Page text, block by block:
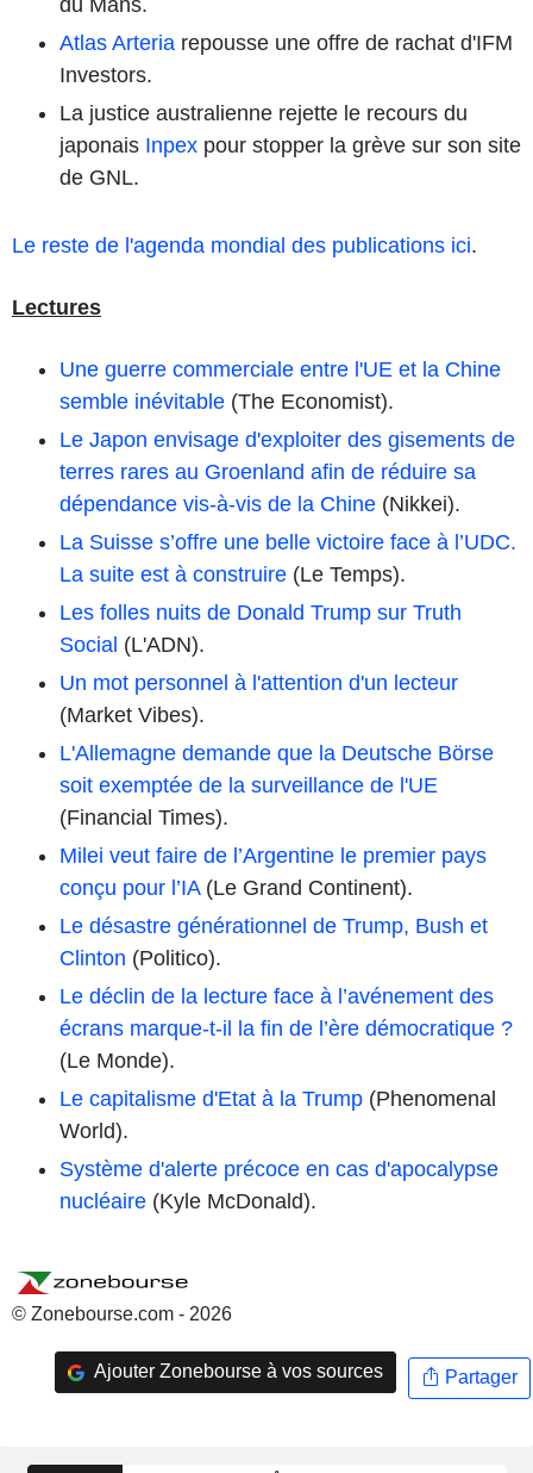
Atlas Arteria repousse une offre de rachat d'IFM
Investors.
La justice australienne rejette le recours du
japonais Inpex pour stopper la grève sur son site
de GNL.
Le reste de l'agenda mondial des publications ici.
Lectures
Une guerre commerciale entre l'UE et la Chine
semble inévitable (The Economist).
Le Japon envisage d'exploiter des gisements de
terres rares au Groenland afin de réduire sa
dépendance vis-à-vis de la Chine (Nikkei).
La Suisse s’offre une belle victoire face à l’UDC.
La suite est à construire (Le Temps).
Les folles nuits de Donald Trump sur Truth
Social (L'ADN).
Un mot personnel à l'attention d'un lecteur
(Market Vibes).
L'Allemagne demande que la Deutsche Börse
soit exemptée de la surveillance de l'UE
(Financial Times).
Milei veut faire de l’Argentine le premier pays
conçu pour l’IA(Le Grand Continent).
Le désastre générationnel de Trump, Bush et
Clinton (Politico).
Le déclin de la lecture face à l’avénement des
écrans marque-t-il la fin de l’ère démocratique ?
(Le Monde).
Le capitalisme d'Etat à la Trump (Phenomenal
World).
Système d'alerte précoce en cas d'apocalypse
nucléaire (Kyle McDonald).
© Zonebourse.com - 2026
Ajouter Zonebourse à vos sources Partager